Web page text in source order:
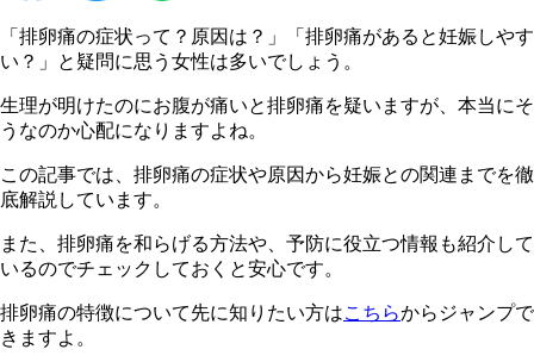
「排卵痛の症状って？原因は？」「排卵痛があると妊娠しやす
い？」と疑問に思う女性は多いでしょう。
生理が明けたのにお腹が痛いと排卵痛を疑いますが、本当にそ
うなのか心配になりますよね。
この記事では、排卵痛の症状や原因から妊娠との関連までを徹
底解説しています。
また、排卵痛を和らげる方法や、予防に役立つ情報も紹介して
いるのでチェックしておくと安心です。
排卵痛の特徴について先に知りたい方はこちらからジャンプで
きますよ。